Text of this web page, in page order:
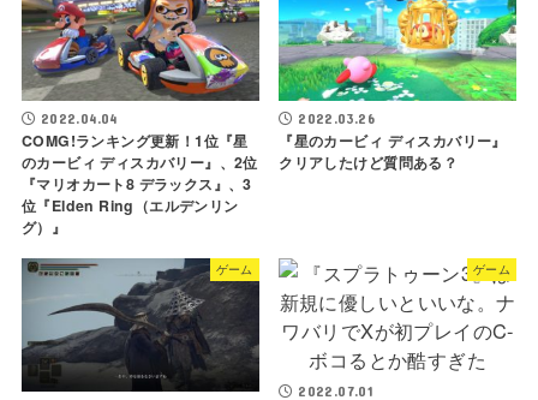
2022.04.04
COMG!ランキング更新！1位『星
のカービィ ディスカバリー』、2位
『マリオカート8 デラックス』、3
位『Elden Ring（エルデンリン
グ）』
2022.03.26
『星のカービィ ディスカバリー』
クリアしたけど質問ある？
ゲーム ゲーム
2022.07.01